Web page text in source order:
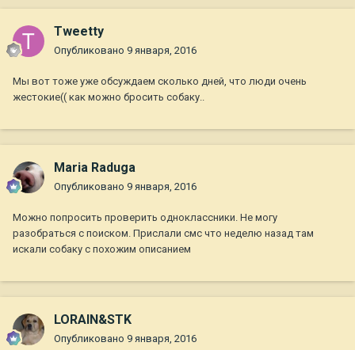
Tweetty
Опубликовано 9 января, 2016
Мы вот тоже уже обсуждаем сколько дней, что люди очень
жестокие(( как можно бросить собаку..
Maria Raduga
Опубликовано 9 января, 2016
Можно попросить проверить одноклассники. Не могу
разобраться с поиском. Прислали смс что неделю назад там
искали собаку с похожим описанием
LORAIN&STK
Опубликовано 9 января, 2016